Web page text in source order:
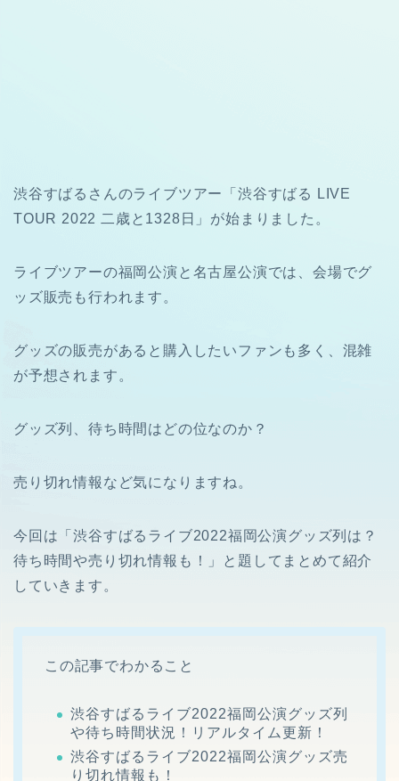
渋谷すばるさんのライブツアー「渋谷すばる LIVE
TOUR 2022 二歳と1328日」が始まりました。
ライブツアーの福岡公演と名古屋公演では、会場でグ
ッズ販売も行われます。
グッズの販売があると購入したいファンも多く、混雑
が予想されます。
グッズ列、待ち時間はどの位なのか？
売り切れ情報など気になりますね。
今回は「渋谷すばるライブ2022福岡公演グッズ列は？
待ち時間や売り切れ情報も！」と題してまとめて紹介
していきます。
この記事でわかること
渋谷すばるライブ2022福岡公演グッズ列
や待ち時間状況！リアルタイム更新！
渋谷すばるライブ2022福岡公演グッズ売
り切れ情報も！